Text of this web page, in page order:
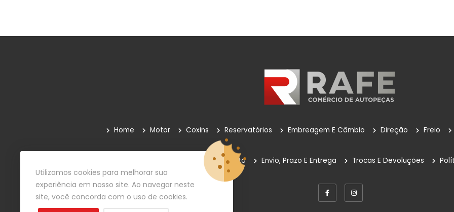
Home Motor Coxins Reservatórios Embreagem E Câmbio Direção Freio
Pagamento Envio, Prazo E Entrega Trocas E Devoluções
Utilizamos cookies para melhorar sua
experiência em nosso site. Ao navegar neste
site, você concorda com o uso de cookies.